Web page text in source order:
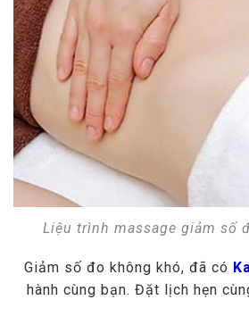
Liệu trình massage giảm số
Giảm số đo không khó, đã có
hành cùng bạn. Đặt lịch hẹn